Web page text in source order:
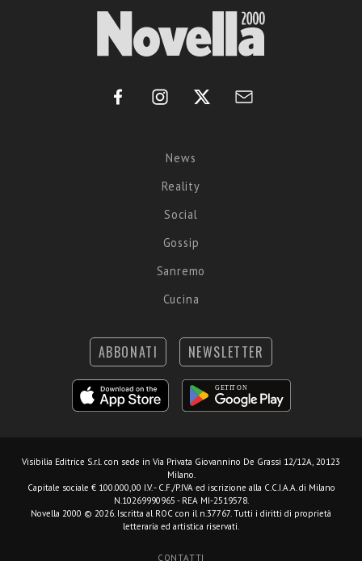
News
Reality
Social
Gossip
Sanremo
Cucina
ABBONATI NEWSLETTER
Visibilia Editrice S.r.l. con sede in Via Privata Giovannino De Grassi 12/12A, 20123
Milano.
Capitale sociale € 100.000,00 I.V. - C.F./P.IVA ed iscrizione alla C.C.I.A.A. di Milano
N.10269990965 - REA MI-2519578.
Novella 2000 © 2026. Iscritta al ROC con il n.37767. Tutti i diritti di proprietà
letteraria ed artistica riservati.
CONTATTI